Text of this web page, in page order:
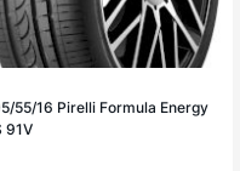
55/16 Pirelli Formula Energy
91V